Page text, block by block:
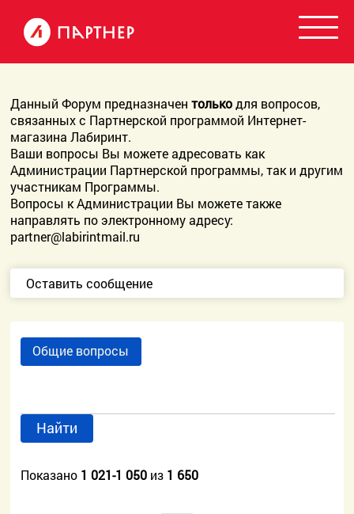
Данный Форум предназначентолькодля вопросов,
связанных с Партнерской программой Интернет-
магазина Лабиринт.
Ваши вопросы Вы можете адресовать как
Администрации Партнерской программы, так и другим
участникам Программы.
Вопросы к Администрации Вы можете также
направлять по электронному адресу:
partner@labirintmail.ru
Оставить сообщение
Общие вопросы
Найти
Показано 1 021-1 050 из 1 650